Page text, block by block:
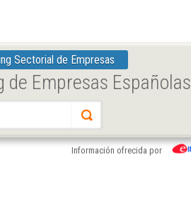
Sectorial de Empresas
Empresas Españolas
Información ofrecida por